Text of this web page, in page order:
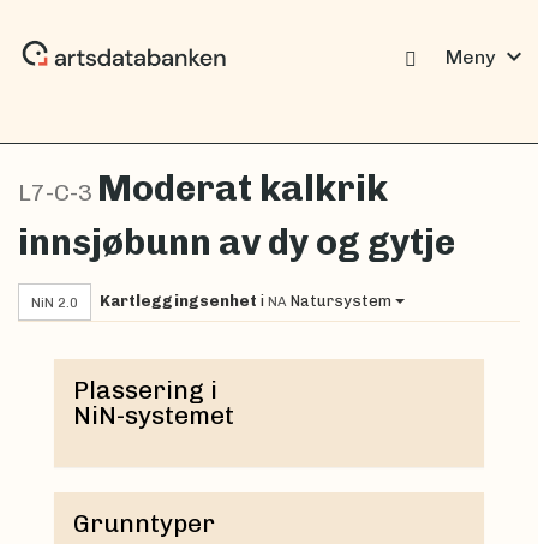
Meny expand_more
L7-C-3 Moderat kalkrik
innsjøbunn av dy og gytje
NiN 2.0 Kartleggingsenhet i NA Natursystem
Plassering i
NiN-systemet
Grunntyper